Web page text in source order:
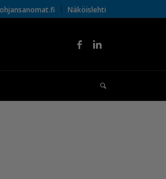
Näköislehti